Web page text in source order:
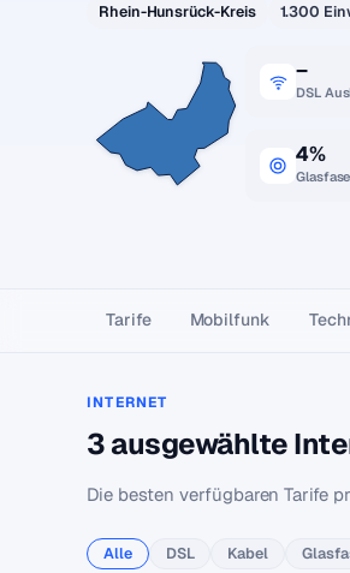
Rhein-Hunsrück-Kreis 1.300
–
DSL
4%
Tarife Mobilfunk
INTERNET
3 ausgewählte
Die besten verfügbaren Tarife
Alle DSL Kabel